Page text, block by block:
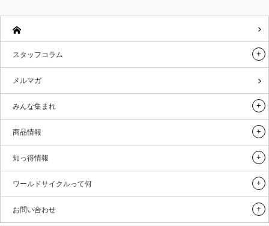
スタッフコラム
メルマガ
みんな集まれ
商品情報
知っ得情報
ワールドサイクルって何
お問い合わせ